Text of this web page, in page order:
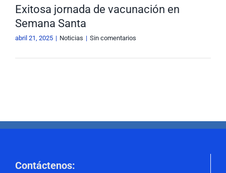
Exitosa jornada de vacunación en
Semana Santa
abril 21, 2025 | Noticias | Sin comentarios
Contáctenos: